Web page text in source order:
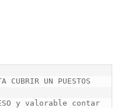
CUBRIR UN PUESTOS
y valorable contar